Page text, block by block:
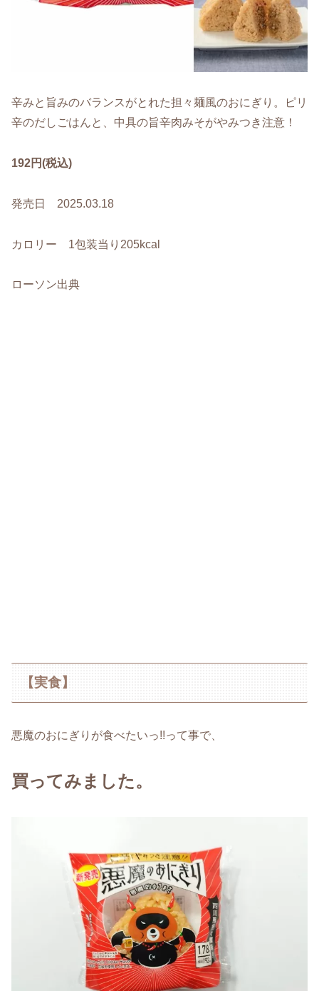
辛みと旨みのバランスがとれた担々麺風のおにぎり。ピリ
辛のだしごはんと、中具の旨辛肉みそがやみつき注意！
192円(税込)
発売日 2025.03.18
カロリー 1包装当り205kcal
ローソン出典
【実食】
悪魔のおにぎりが食べたいっ!!って事で、
買ってみました。